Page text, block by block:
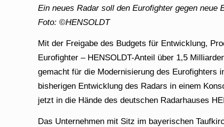
Ein neues Radar soll den Eurofighter gegen neue
Foto: ©HENSOLDT
Mit der Freigabe des Budgets für Entwicklung,
Eurofighter – HENSOLDT-Anteil über 1,5
gemacht für die Modernisierung des Eurofighters
bisherigen Entwicklung des Radars in einem
jetzt in die Hände des deutschen Radarhauses
Das Unternehmen mit Sitz im bayerischen